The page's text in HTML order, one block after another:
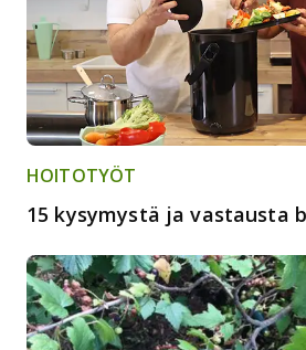
HOITOTYÖT
15 kysymystä ja vastausta